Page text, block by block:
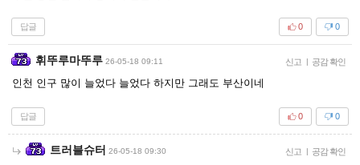
답글 0
0
휘뚜루마뚜루 26-05-18 09:11 신고 | 공감 확인
인천 인구 많이 늘었다 늘었다 하지만 그래도 부산이네
답글 0
0
트러블슈터 26-05-18 09:30 신고 | 공감 확인